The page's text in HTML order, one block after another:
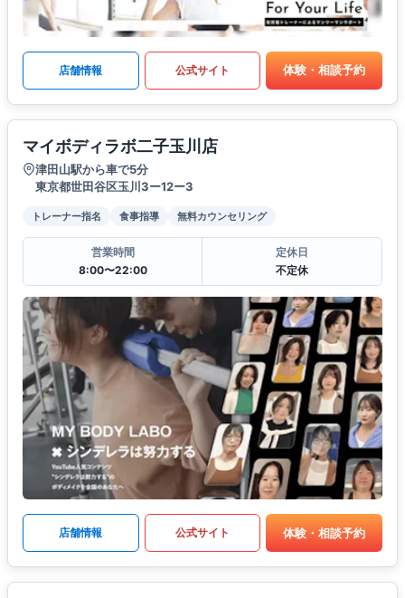
店舗情報 公式サイト 体験・相談予約
マイボディラボ二子玉川店
津田山駅から車で5分
東京都世田谷区玉川3ー12ー3
トレーナー指名 食事指導 無料カウンセリング
営業時間
8:00〜22:00
定休日
不定休
店舗情報 公式サイト 体験・相談予約